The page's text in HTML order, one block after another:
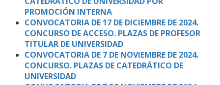
PROMOCIÓN INTERNA
CONVOCATORIA DE 17 DE DICIEMBRE DE 2024.
CONCURSO DE ACCESO. PLAZAS DE PROFESOR
TITULAR DE UNIVERSIDAD
CONVOCATORIA DE 7 DE NOVIEMBRE DE 2024.
CONCURSO. PLAZAS DE CATEDRÁTICO DE
UNIVERSIDAD